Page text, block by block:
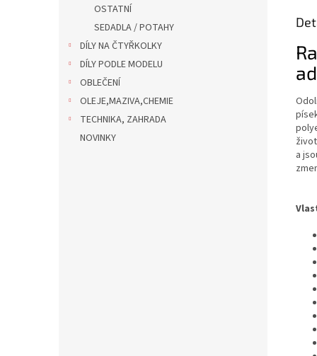
OSTATNÍ
SEDADLA / POTAHY
DÍLY NA ČTYŘKOLKY
DÍLY PODLE MODELU
OBLEČENÍ
OLEJE,MAZIVA,CHEMIE
TECHNIKA, ZAHRADA
NOVINKY
a